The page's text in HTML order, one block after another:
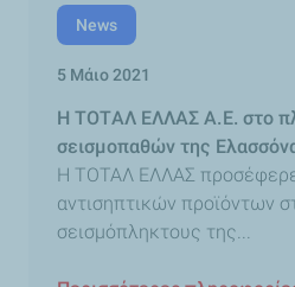
News
5 Μάιο 2021
H ΤΟΤΑΛ ΕΛΛΑΣ Α.Ε. στο
σεισμοπαθών της
H ΤΟΤΑΛ ΕΛΛΑΣ
αντισηπτικών προϊόντων
σεισμόπληκτους της...